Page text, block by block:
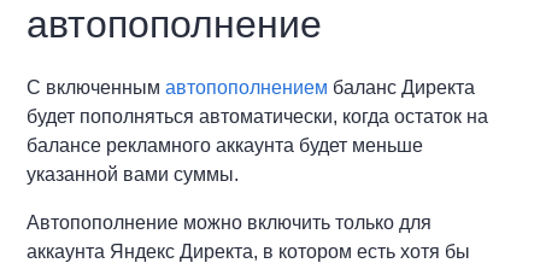
автопополнение
С включеннымавтопополнением баланс Директа
будет пополняться автоматически, когда остаток на
балансе рекламного аккаунта будет меньше
указанной вами суммы.
Автопополнение можно включить только для
аккаунта Яндекс Директа, в котором есть хотя бы